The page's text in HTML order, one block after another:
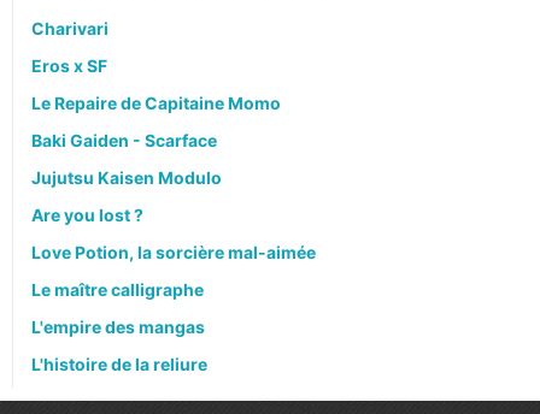
Charivari
Eros x SF
Le Repaire de Capitaine Momo
Baki Gaiden - Scarface
Jujutsu Kaisen Modulo
Are you lost ?
Love Potion, la sorcière mal-aimée
Le maître calligraphe
L'empire des mangas
L'histoire de la reliure